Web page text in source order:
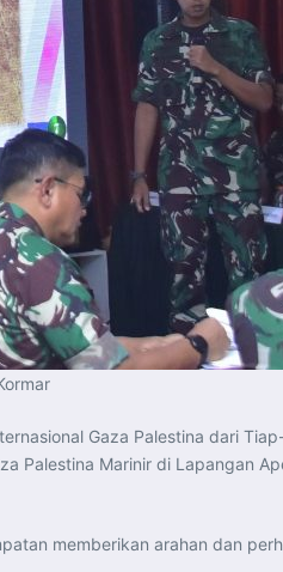
Gaza Palestina dari
Palestina Marinir di Lapangan
memberikan arahan dan